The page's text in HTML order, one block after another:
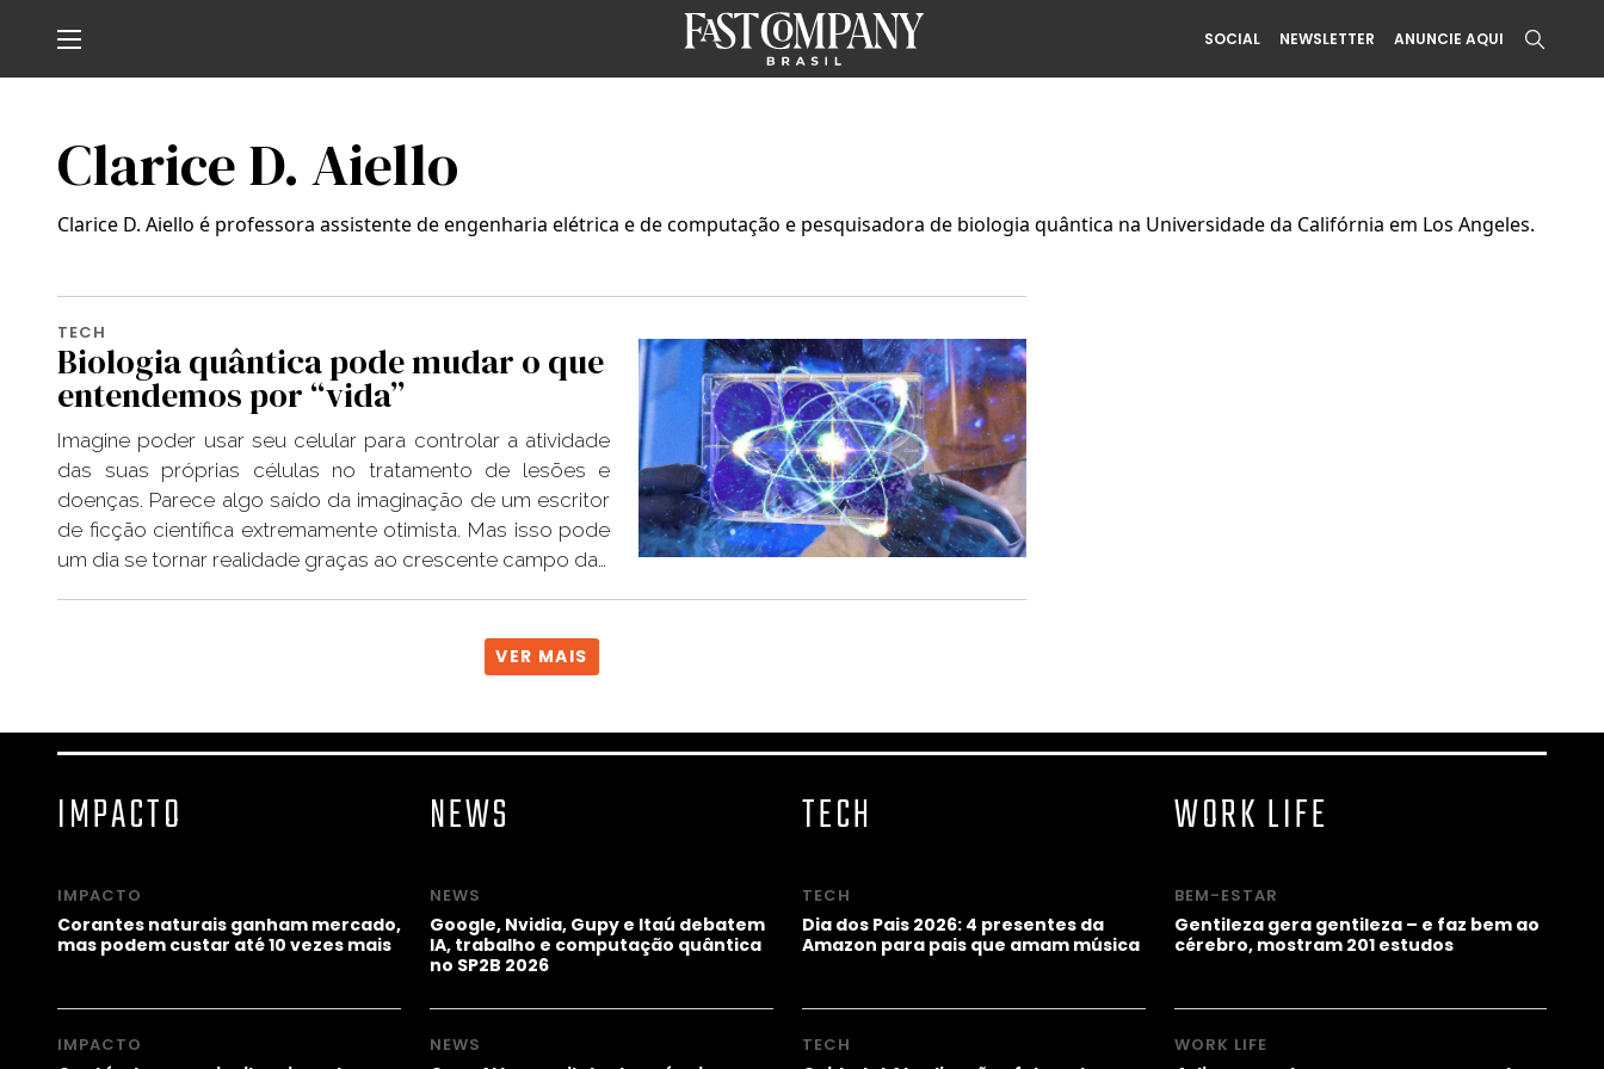
SOCIAL NEWSLETTER ANUNCIE AQUI
Clarice D. Aiello
Clarice D. Aiello é professora assistente de engenharia elétrica e de computação e pesquisadora de biologia quântica na Universidade da Califórnia em Los Angeles.
TECH
Biologia quântica pode mudar o que
entendemos por “vida”
Imagine poder usar seu celular para controlar a atividade
das suas próprias células no tratamento de lesões e
doenças. Parece algo saído da imaginação de um escritor
de ficção científica extremamente otimista. Mas isso pode
um dia se tornar realidade graças ao crescente campo da…
VER MAIS
IMPACTO
IMPACTO
Corantes naturais ganham mercado,
mas podem custar até 10 vezes mais
IMPACTO
NEWS
NEWS
Google, Nvidia, Gupy e Itaú debatem
IA, trabalho e computação quântica
no SP2B 2026
NEWS
TECH
TECH
Dia dos Pais 2026: 4 presentes da
Amazon para pais que amam música
TECH
WORK LIFE
BEM-ESTAR
Gentileza gera gentileza – e faz bem ao
cérebro, mostram 201 estudos
WORK LIFE